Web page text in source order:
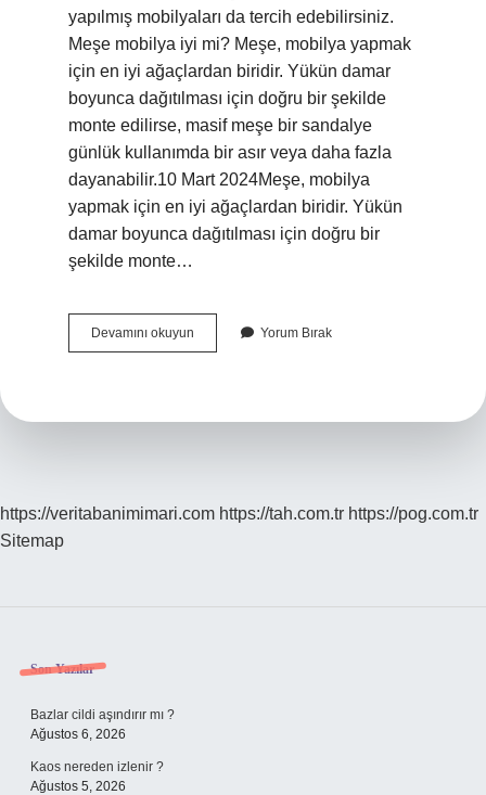
yapılmış mobilyaları da tercih edebilirsiniz.
Meşe mobilya iyi mi? Meşe, mobilya yapmak
için en iyi ağaçlardan biridir. Yükün damar
boyunca dağıtılması için doğru bir şekilde
monte edilirse, masif meşe bir sandalye
günlük kullanımda bir asır veya daha fazla
dayanabilir.10 Mart 2024Meşe, mobilya
yapmak için en iyi ağaçlardan biridir. Yükün
damar boyunca dağıtılması için doğru bir
şekilde monte…
Devamını okuyun
Ağacından
Yorum Bırak
https://veritabanimimari.com https://tah.com.tr https://pog.com.tr
Sitemap
Sidebar
Son Yazılar
Bazlar cildi aşındırır mı ?
Ağustos 6, 2026
Kaos nereden izlenir ?
Ağustos 5, 2026